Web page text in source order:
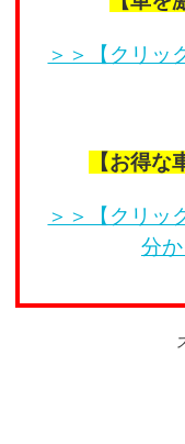
＞＞【クリッ
【お得な
＞＞【クリッ
分